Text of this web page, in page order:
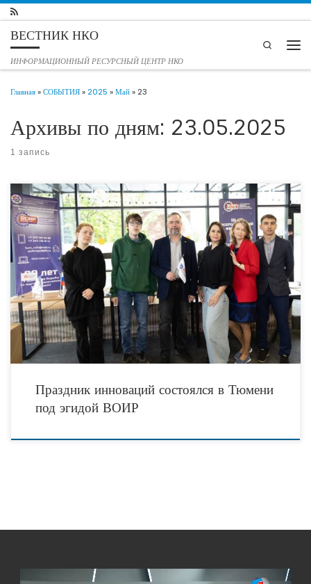
Перейти к содержимому
ВЕСТНИК НКО
ИНФОРМАЦИОННЫЙ РЕСУРСНЫЙ ЦЕНТР НКО
Search
Главная»СОБЫТИЯ»2025 »Май» 23
Архивы по дням: 23.05.2025
1 запись
21 мая 2025 года в Тюмени успешно прошёл Первый региональный форум
ВОИР «Наука и изобретения для Жизни. Точка роста Тюмень». Уникальное
мероприятие, состоявшееся в рамках
Праздник инноваций состоялся в Тюмени
под эгидой ВОИР